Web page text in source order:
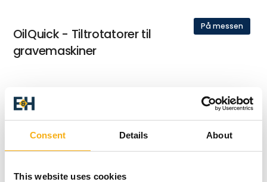
Consent Details About
This website uses cookies
På messen
OilQuick - Tiltrotatorer til
gravemaskiner
På messen
OilQuick - Redskabsfæster til
læssemaskiner